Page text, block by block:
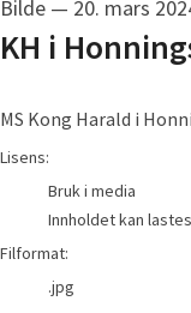
Bilde — 20. mars
KH i
MS Kong Harald i
go to media item
Lisens:
Bruk i media
Innholdet kan
Filformat:
.jpg